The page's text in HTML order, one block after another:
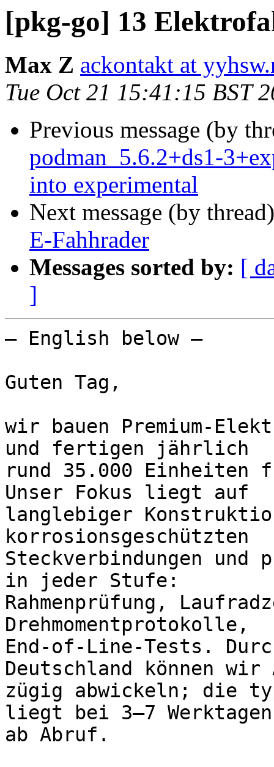
[pkg-go] 13
Max Z ackontakt at
Tue Oct 21 15:41:15 BST
Previous message (by
podman_5.6.2+ds1-
into experimental
Next message (by
E-Fahhrader
Messages sorted by: [
]
— English below —
Guten Tag,
wir bauen Premium-
und fertigen jährlich
rund 35.000 Einheiten
Unser Fokus liegt auf
langlebiger
korrosionsgeschützten
Steckverbindungen
in jeder Stufe:
Rahmenprüfung,
Drehmomentprotokolle,
End-of-Line-Tests.
Deutschland können wir
zügig abwickeln; die
liegt bei 3–7 Werktagen
ab Abruf.